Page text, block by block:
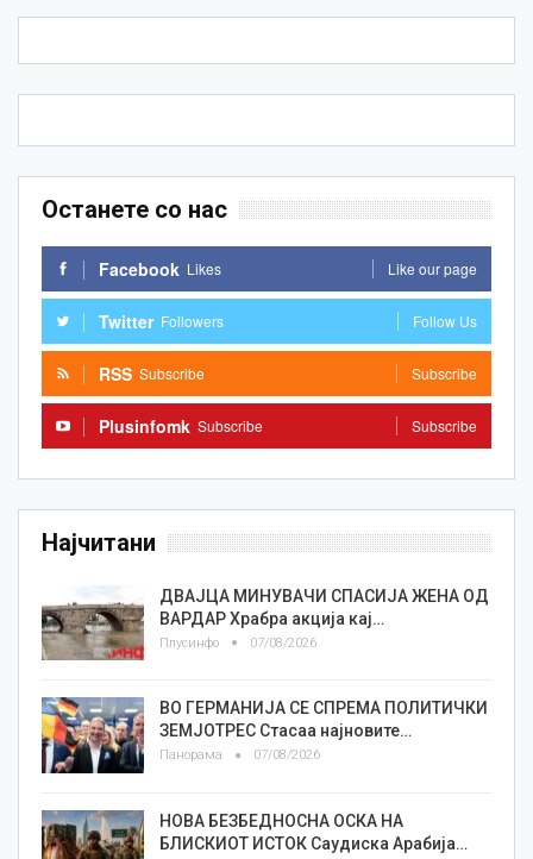
Останете со нас
Facebook Likes Like our page
Twitter Followers Follow Us
RSS Subscribe Subscribe
Plusinfomk Subscribe Subscribe
Најчитани
ДВАЈЦА МИНУВАЧИ СПАСИЈА ЖЕНА ОД
ВАРДАР Храбра акција кај…
Плусинфо 07/08/2026
ВО ГЕРМАНИЈА СЕ СПРЕМА ПОЛИТИЧКИ
ЗЕМЈОТРЕС Стасаа најновите…
Панорама 07/08/2026
НОВА БЕЗБЕДНОСНА ОСКА НА
БЛИСКИОТ ИСТОК Саудиска Арабија…